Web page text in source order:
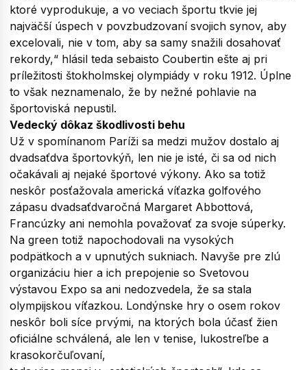
ktoré vyprodukuje, a vo veciach športu tkvie jej
najväčší úspech v povzbudzovaní svojich synov, aby
excelovali, nie v tom, aby sa samy snažili dosahovať
rekordy,“ hlásil teda sebaisto Coubertin ešte aj pri
príležitosti štokholmskej olympiády v roku 1912. Úplne
to však neznamenalo, že by nežné pohlavie na
športoviská nepustil.
Vedecký dôkaz škodlivosti behu
Už v spomínanom Paríži sa medzi mužov dostalo aj
dvadsaťdva športovkýň, len nie je isté, či sa od nich
očakávali aj nejaké športové výkony. Ako sa totiž
neskôr posťažovala americká víťazka golfového
zápasu dvadsaťdvaročná Margaret Abbottová,
Francúzky ani nemohla považovať za svoje súperky.
Na green totiž napochodovali na vysokých
podpätkoch a v upnutých sukniach. Navyše pre zlú
organizáciu hier a ich prepojenie so Svetovou
výstavou Expo sa ani nedozvedela, že sa stala
olympijskou víťazkou. Londýnske hry o osem rokov
neskôr boli síce prvými, na ktorých bola účasť žien
oficiálne schválená, ale len v tenise, lukostreľbe a
krasokorčuľovaní,